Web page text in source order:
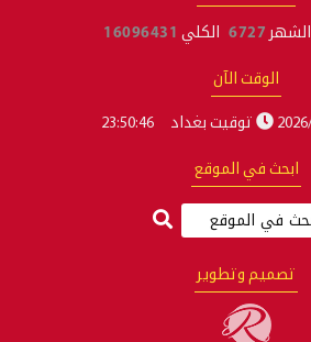
الشهر 6727 الكلي 16096431
الوقت الآن
توقيت بغداد 23:50:47
ابحث في الموقع
تصميم وتطوير